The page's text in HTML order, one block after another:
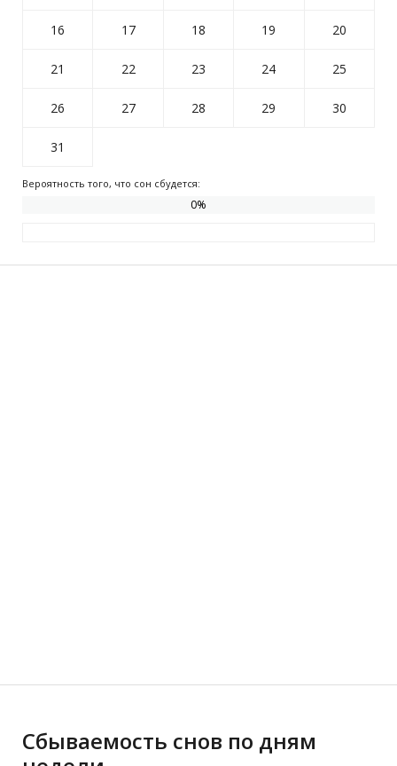
16 17 18 19 20
21 22 23 24 25
26 27 28 29 30
31
Вероятность того, что сон сбудется:
0%
Сбываемость снов по дням